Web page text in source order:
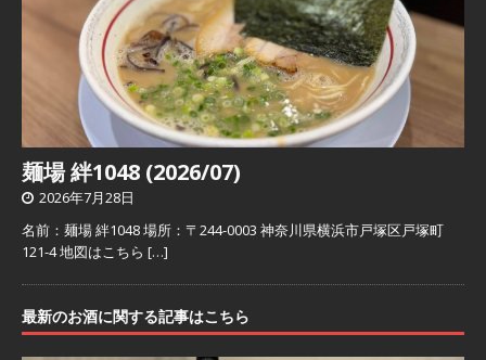
麺場 絆1048 (2026/07)
2026年7月28日
名前：麺場 絆1048 場所：〒244-0003 神奈川県横浜市戸塚区戸塚町
121-4 地図はこちら […]
最新のお酒に関する記事はこちら